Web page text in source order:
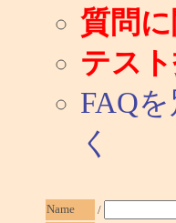
質問
テス
FAQ
く
Name
/